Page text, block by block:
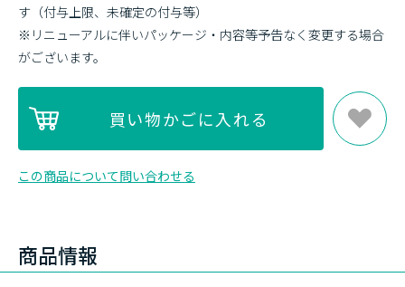
す（付与上限、未確定の付与等）
※リニューアルに伴いパッケージ・内容等予告なく変更する場合
がございます。
この商品について問い合わせる
商品情報